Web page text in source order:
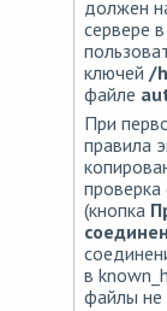
должен
сервере
ключей /
файле
При
правила
(кнопка
в
файлы не